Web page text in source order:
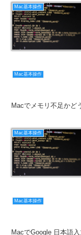
Mac基本操作
Mac基本操作
Macでメモリ不足かど
Mac基本操作
Mac基本操作
MacでGoogle 日本語